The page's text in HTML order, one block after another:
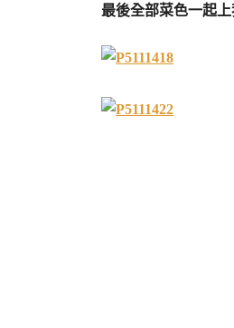
最後全部菜色一起